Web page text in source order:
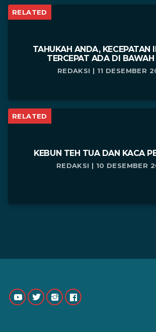
RELATED
TAHUKAH ANDA, KECEPATAN
TERCEPAT ADA DI
REDAKSI | 11 DESEMBER
RELATED
KEBUN TEH TUA DAN KACA
REDAKSI | 10 DESEMBER